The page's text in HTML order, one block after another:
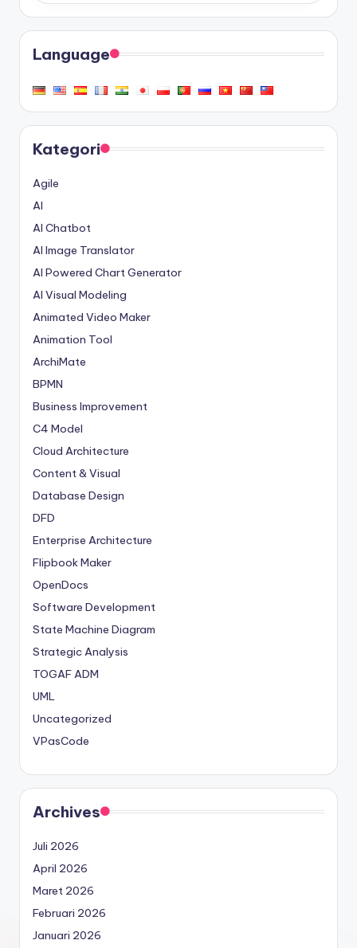
Language
Kategori
Agile
AI
AI Chatbot
AI Image Translator
AI Powered Chart Generator
AI Visual Modeling
Animated Video Maker
Animation Tool
ArchiMate
BPMN
Business Improvement
C4 Model
Cloud Architecture
Content & Visual
Database Design
DFD
Enterprise Architecture
Flipbook Maker
OpenDocs
Software Development
State Machine Diagram
Strategic Analysis
TOGAF ADM
UML
Uncategorized
VPasCode
Archives
Juli 2026
April 2026
Maret 2026
Februari 2026
Januari 2026